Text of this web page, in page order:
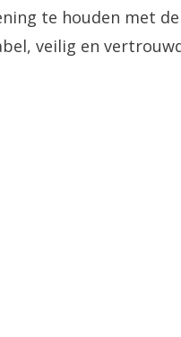
te houden met
veilig en